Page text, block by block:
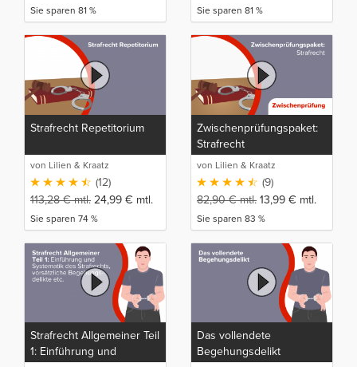
Sie sparen 81 % Sie sparen 81 %
Strafrecht Repetitorium
von Lilien & Kraatz
(12)
113,28€mtl. 24,99 € mtl.
Sie sparen 74 %
Zwischenprüfungspaket:
Strafrecht
von Lilien & Kraatz
(9)
82,90€mtl. 13,99 € mtl.
Sie sparen 83 %
Strafrecht Allgemeiner Teil
1: Einführung und
Das vollendete
Begehungsdelikt